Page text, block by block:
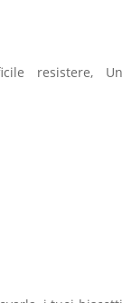
resistere, Un